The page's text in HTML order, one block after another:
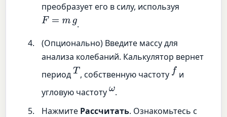
преобразует его в силу, используя
F= mg
.
(Опционально) Введите массу для
анализа колебаний. Калькулятор вернет
периодT , собственную частоту f и
угловую частотуω.
Нажмите Рассчитать. Ознакомьтесь с